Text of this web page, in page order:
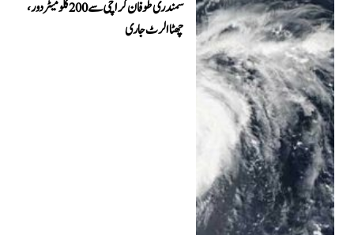
سمندری طوفان کراچی سے 200 کلومیٹر دور،
چھٹا الرٹ جاری